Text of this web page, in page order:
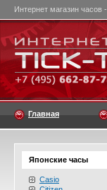
Интернет магазин
Главная
Японские часы
Casio